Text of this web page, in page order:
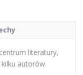
literatury,
kilku autorów